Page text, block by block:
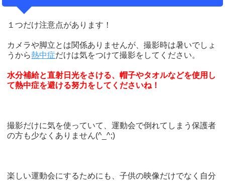
１つだけ注意点があります！
カメラや脚立とは関係ありませんが、撮影時は暑いでしょ
うから熱中症だけは気をつけて撮影をしてください。
水分補給と直射日光をさける、帽子やタオルなどを使用し
て熱中症を避ける努力をしてくださいね！
撮影だけに気を使っていて、運動会で倒れてしまう保護者
の方も少なくありません(^_^;)
楽しい運動会にするためにも、子供の映像だけでなく自分